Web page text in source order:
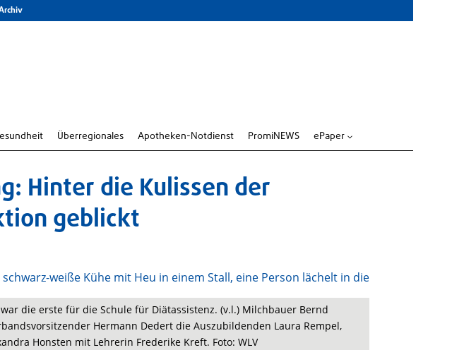
Überregionales Apotheken-Notdienst PromiNEWS ePaper 3
Hinter die Kulissen der
geblickt
die erste für die Schule für Diätassistenz. (v.l.) Milchbauer Bernd
Hermann Dedert die Auszubildenden Laura Rempel,
Honsten mit Lehrerin Frederike Kreft. Foto: WLV